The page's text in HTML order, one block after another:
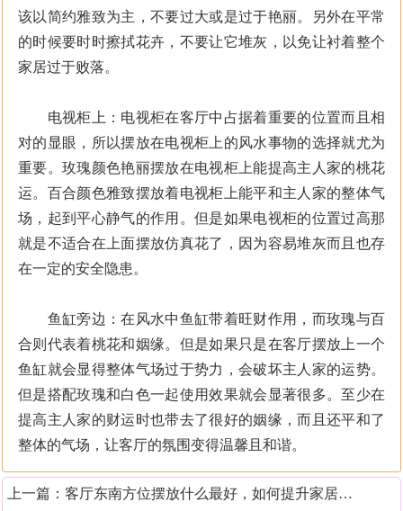
该以简约雅致为主，不要过大或是过于艳丽。另外在平常
的时候要时时擦拭花卉，不要让它堆灰，以免让衬着整个
家居过于败落。
电视柜上：电视柜在客厅中占据着重要的位置而且相
对的显眼，所以摆放在电视柜上的风水事物的选择就尤为
重要。玫瑰颜色艳丽摆放在电视柜上能提高主人家的桃花
运。百合颜色雅致摆放着电视柜上能平和主人家的整体气
场，起到平心静气的作用。但是如果电视柜的位置过高那
就是不适合在上面摆放仿真花了，因为容易堆灰而且也存
在一定的安全隐患。
鱼缸旁边：在风水中鱼缸带着旺财作用，而玫瑰与百
合则代表着桃花和姻缘。但是如果只是在客厅摆放上一个
鱼缸就会显得整体气场过于势力，会破坏主人家的运势。
但是搭配玫瑰和白色一起使用效果就会显著很多。至少在
提高主人家的财运时也带去了很好的姻缘，而且还平和了
整体的气场，让客厅的氛围变得温馨且和谐。
上一篇： 客厅东南方位摆放什么最好，如何提升家居风水